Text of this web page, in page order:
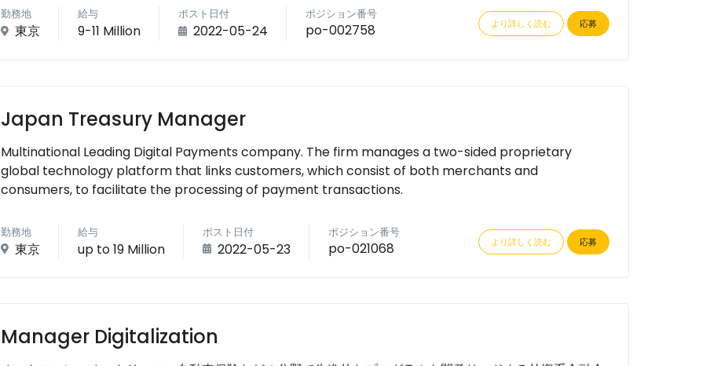
勤務地
東京
給与
9-11 Million
ポスト日付
2022-05-24
ポジション番号
po-002758 より詳しく読む 応募
Japan Treasury Manager
Multinational Leading Digital Payments company. The firm manages a two-sided proprietary
global technology platform that links customers, which consist of both merchants and
consumers, to facilitate the processing of payment transactions.
勤務地
東京
給与
up to 19 Million
ポスト日付
2022-05-23
ポジション番号
po-021068 より詳しく読む 応募
Manager Digitalization